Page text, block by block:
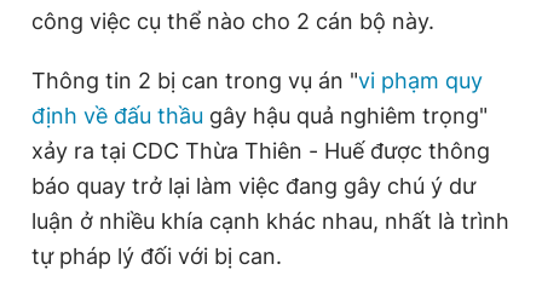
Đặt báo Quảng cáo RSS Tòa soạn Chính sách bảo
Tổng biên tập: Nguyễn Ngọc Toàn
Phó tổng biên tập thường trực: Hải Thành
Phó tổng biên tập: Lâm Hiếu Dũng
Phó tổng biên tập: Trần Việt Hưng
Tổng thư ký tòa soạn: Đức Trung
Giấy phép xuất bản số 110/GP - BTTTT cấp ngày 24.3.2020
© 2003-2026 Bản quyền thuộc về Báo Thanh Niên. Cấm sao
chép dưới mọi hình thức nếu không có sự chấp thuận bằng văn
bản. Phát triển bởi ePi Technologies, JSC.
công việc cụ thể nào cho 2 cán bộ này.
Thông tin 2 bị can trong vụ án "vi phạm quy
định về đấu thầu gây hậu quả nghiêm trọng"
xảy ra tại CDC Thừa Thiên - Huế được thông
báo quay trở lại làm việc đang gây chú ý dư
luận ở nhiều khía cạnh khác nhau, nhất là trình
tự pháp lý đối với bị can.